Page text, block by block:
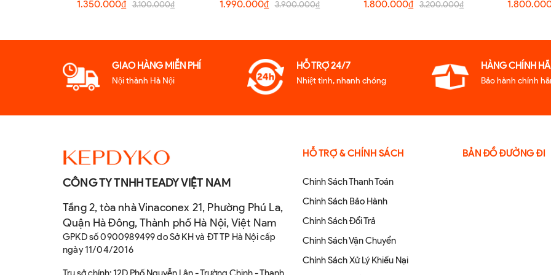
1.350.000₫ 3.100.000₫ 1.990.000₫ 3.900.000₫ 1.800.000₫ 3.200.000₫
GIAO HÀNG MIỄN PHÍ
Nội thành Hà Nội
HỖ TRỢ 24/7
Nhiệt tình, nhanh chóng
HÀNG CHÍNH
Bảo hành chính
CÔNG TY TNHH TEADY VIỆT NAM
Tầng 2, tòa nhà Vinaconex 21, Phường Phú La,
Quận Hà Đông, Thành phố Hà Nội, Việt Nam
GPKD số 0900989499 do Sở KH và ĐT TP Hà Nội cấp
ngày 11/04/2016
HỖ TRỢ & CHÍNH SÁCH
Chính Sách Thanh Toán
Chính Sách Bảo Hành
Chính Sách Đổi Trả
Chính Sách Vận Chuyển
Chính Sách Xử Lý Khiếu Nại
BẢN ĐỒ ĐƯỜNG ĐI